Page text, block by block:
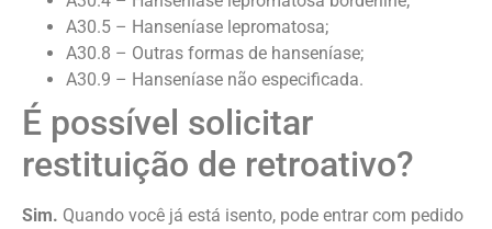
A30.5 – Hanseníase lepromatosa;
A30.8 – Outras formas de hanseníase;
A30.9 – Hanseníase não especificada.
É possível solicitar
restituição de retroativo?
Sim. Quando você já está isento, pode entrar com pedido